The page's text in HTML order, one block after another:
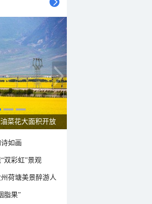
菜花大面积开放
如画
双彩虹”景观
荷塘美景醉游人
脂果”